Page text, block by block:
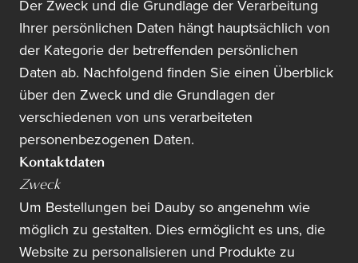
Der Zweck und die Grundlage der Verarbeitung
Ihrer persönlichen Daten hängt hauptsächlich von
der Kategorie der betreffenden persönlichen
Daten ab. Nachfolgend finden Sie einen Überblick
über den Zweck und die Grundlagen der
verschiedenen von uns verarbeiteten
personenbezogenen Daten.
Kontaktdaten
Zweck
Um Bestellungen bei Dauby so angenehm wie
möglich zu gestalten. Dies ermöglicht es uns, die
Website zu personalisieren und Produkte zu